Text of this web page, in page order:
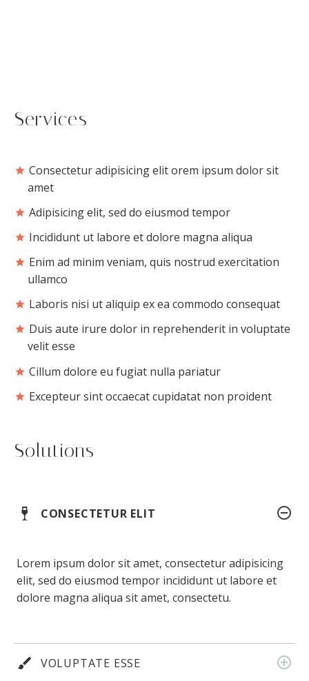
Services
Consectetur adipisicing elit orem ipsum dolor sit
amet
Adipisicing elit, sed do eiusmod tempor
Incididunt ut labore et dolore magna aliqua
Enim ad minim veniam, quis nostrud exercitation
ullamco
Laboris nisi ut aliquip ex ea commodo consequat
Duis aute irure dolor in reprehenderit in voluptate
velit esse
Cillum dolore eu fugiat nulla pariatur
Excepteur sint occaecat cupidatat non proident
Solutions
CONSECTETUR ELIT
Lorem ipsum dolor sit amet, consectetur adipisicing
elit, sed do eiusmod tempor incididunt ut labore et
dolore magna aliqua sit amet, consectetu.
VOLUPTATE ESSE